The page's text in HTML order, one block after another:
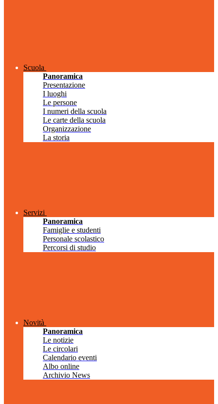
Scuola
Panoramica
Presentazione
I luoghi
Le persone
I numeri della scuola
Le carte della scuola
Organizzazione
La storia
Servizi
Panoramica
Famiglie e studenti
Personale scolastico
Percorsi di studio
Novità
Panoramica
Le notizie
Le circolari
Calendario eventi
Albo online
Archivio News